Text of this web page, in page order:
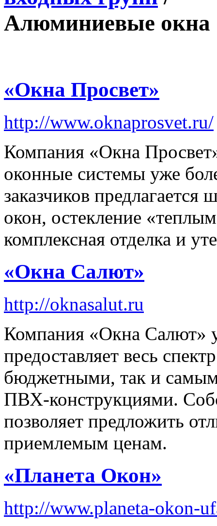
Алюминиевые окна
«Окна Просвет»
http://www.oknaprosvet.ru/
Компания «Окна
оконные системы уже
заказчиков
окон, остекление
комплексная отделка и
«Окна Салют»
http://oknasalut.ru
Компания «Окна Салют»
предоставляет весь
бюджетными, так и
ПВХ-конструкциями.
позволяет предложить
приемлемым ценам.
«Планета Окон»
http://www.planeta-okon-